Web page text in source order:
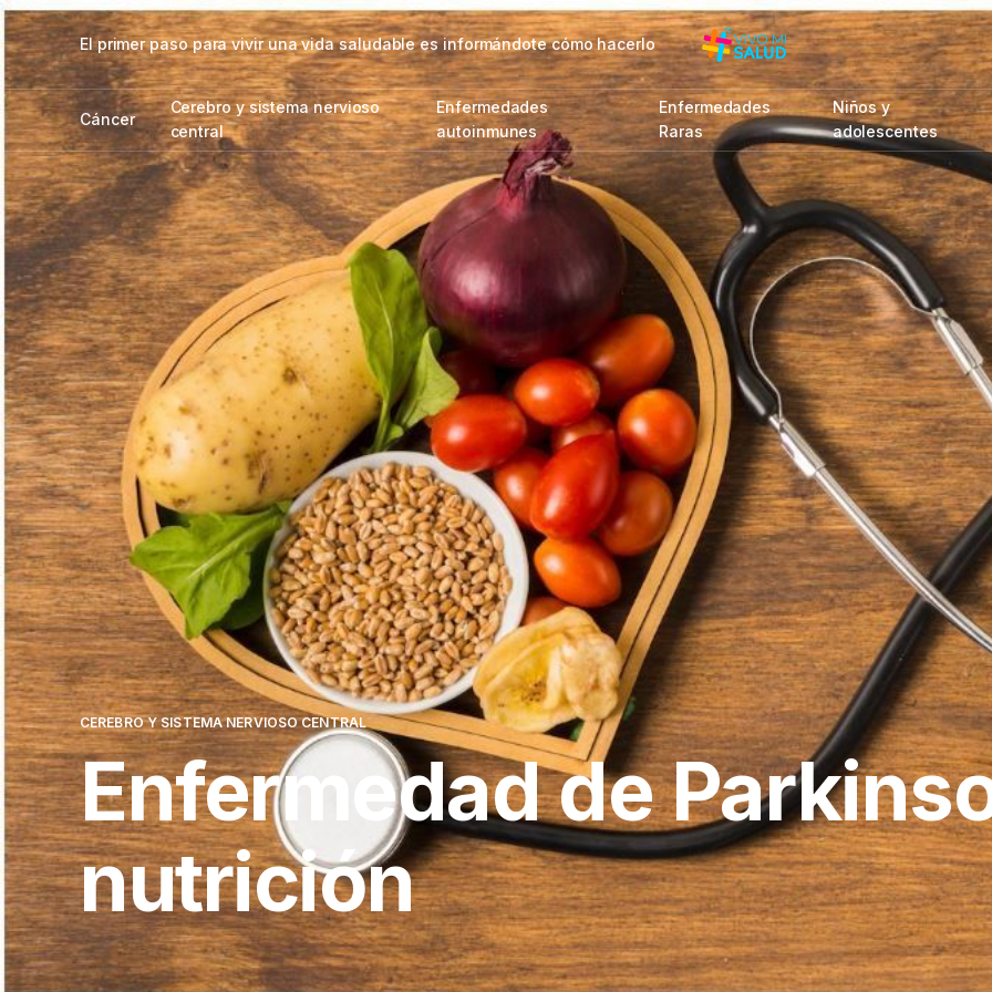
El primer paso para vivir una vida saludable es informándote cómo hacerlo
Cáncer
Cerebro y sistema nervioso
central
Enfermedades
autoinmunes
Enfermedades
Raras
Niños y
adolescentes
CEREBRO Y SISTEMA NERVIOSO CENTRAL
Enfermedad de
nutrición